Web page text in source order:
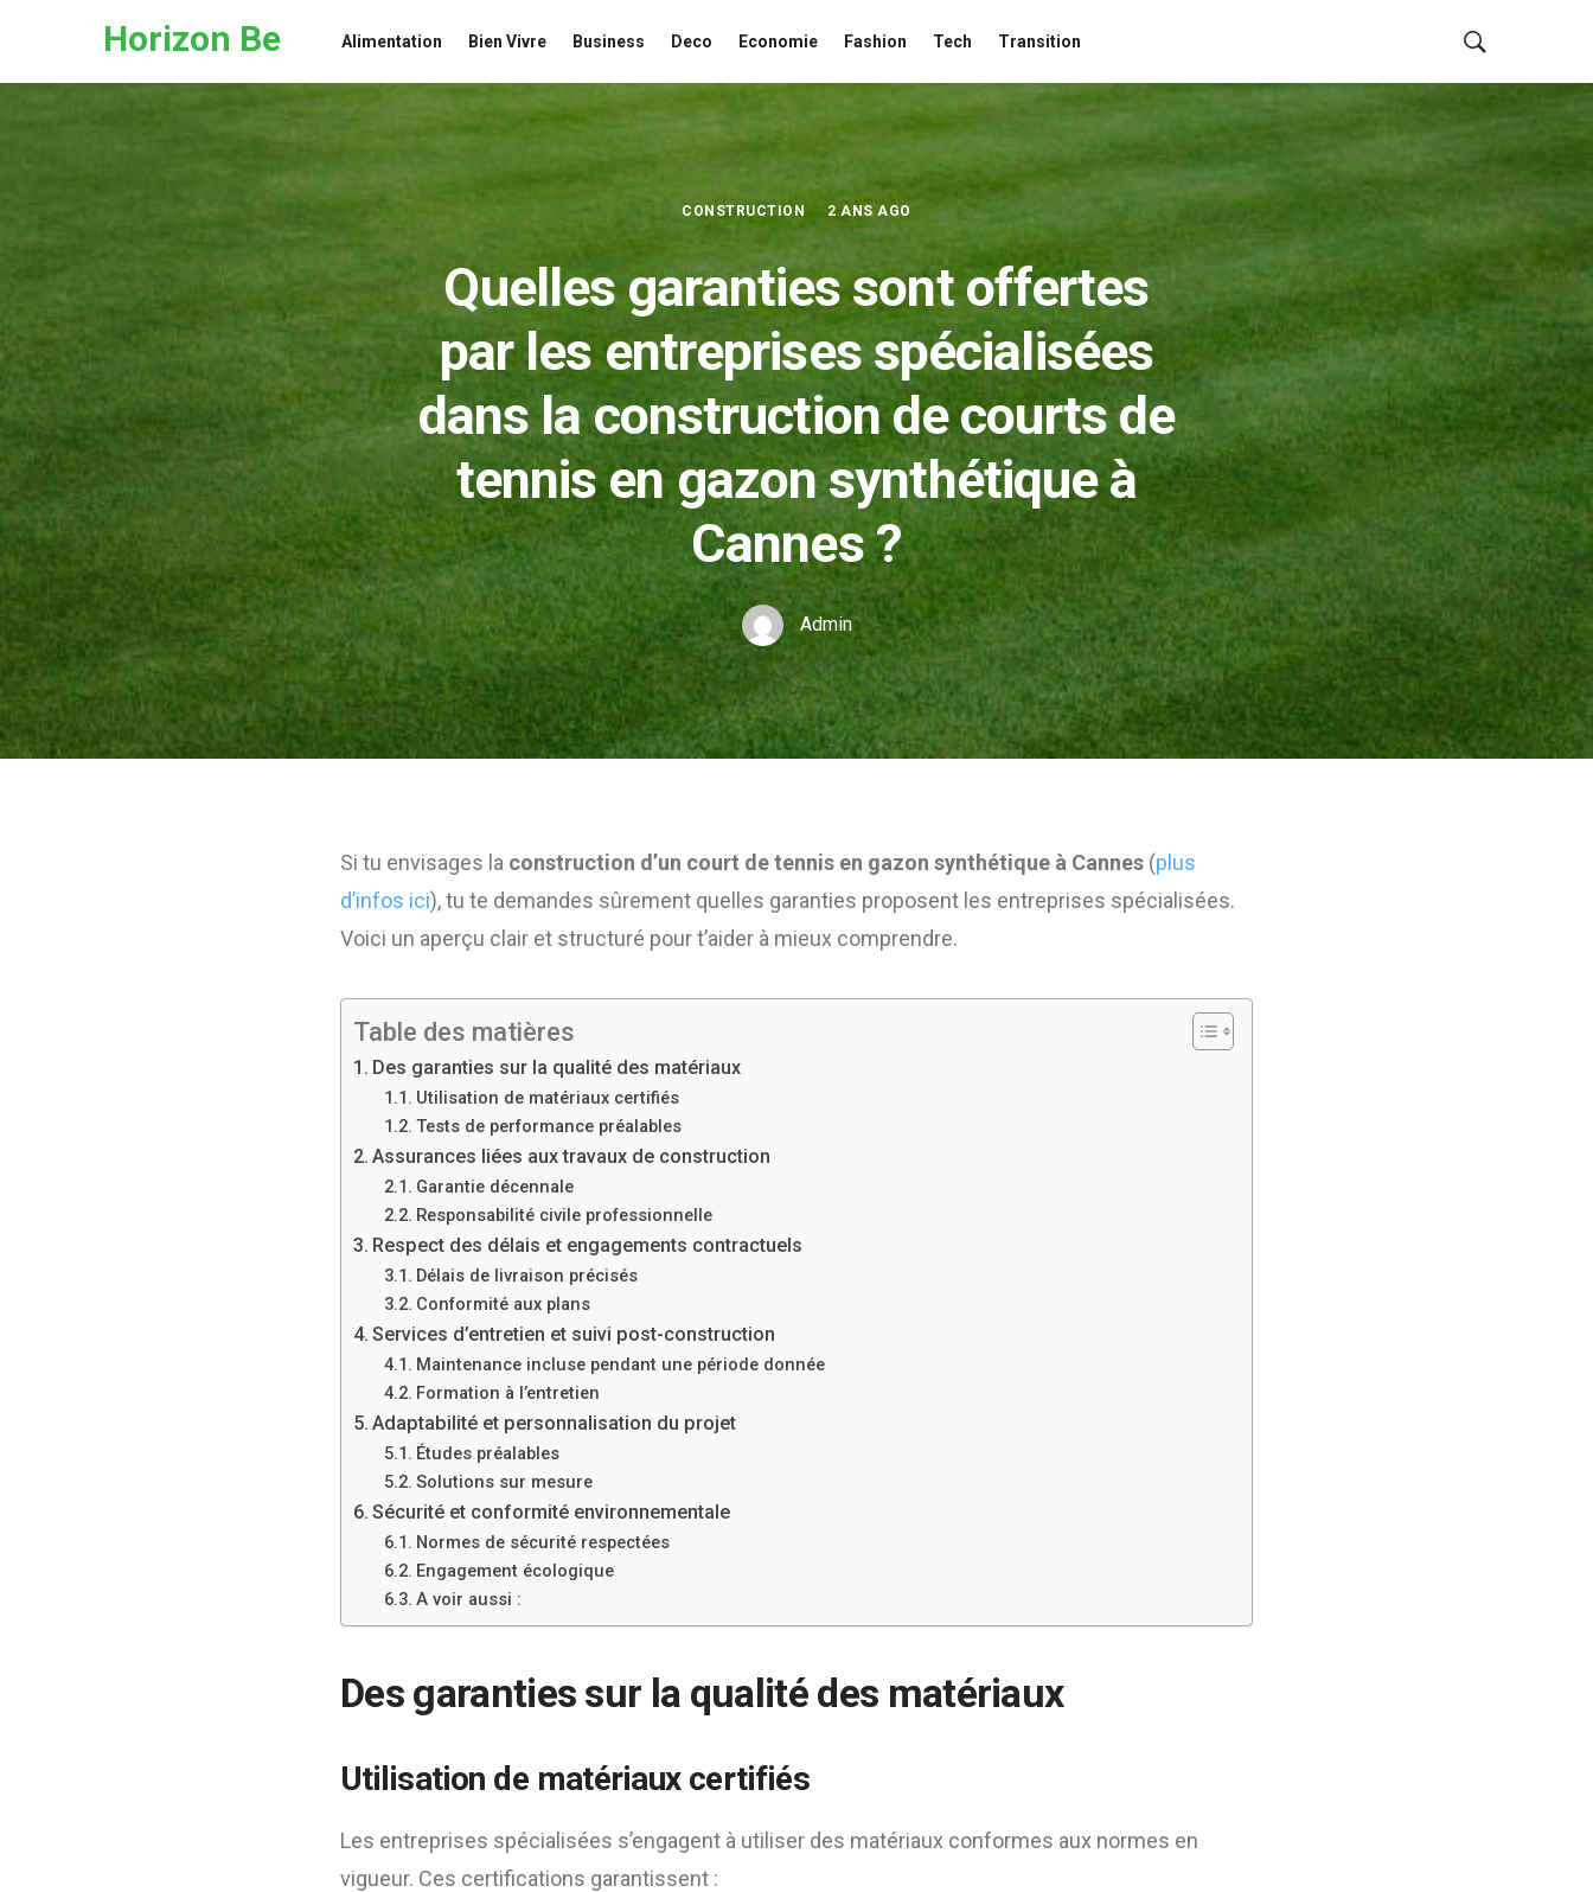
Horizon Be Alimentation Bien Vivre Business Deco Economie Fashion Tech Transition
CONSTRUCTION 2 ANS AGO
Quelles garanties sont offertes
par les entreprises spécialisées
dans la construction de courts de
tennis en gazon synthétique à
Cannes ?
Admin
Si tu envisages la construction d’un court de tennis en gazon synthétique à Cannes (plus
d’infos ici), tu te demandes sûrement quelles garanties proposent les entreprises spécialisées.
Voici un aperçu clair et structuré pour t’aider à mieux comprendre.
Table des matières
Des garanties sur la qualité des matériaux
Utilisation de matériaux certifiés
Tests de performance préalables
Assurances liées aux travaux de construction
Garantie décennale
Responsabilité civile professionnelle
Respect des délais et engagements contractuels
Délais de livraison précisés
Conformité aux plans
Services d’entretien et suivi post-construction
Maintenance incluse pendant une période donnée
Formation à l’entretien
Adaptabilité et personnalisation du projet
Études préalables
Solutions sur mesure
Sécurité et conformité environnementale
Normes de sécurité respectées
Engagement écologique
A voir aussi :
Des garanties sur la qualité des matériaux
Utilisation de matériaux certifiés
Les entreprises spécialisées s’engagent à utiliser des matériaux conformes aux normes en
vigueur. Ces certifications garantissent :